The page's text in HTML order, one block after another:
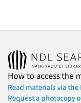
How to access the
Read materials via
Request a photocopy